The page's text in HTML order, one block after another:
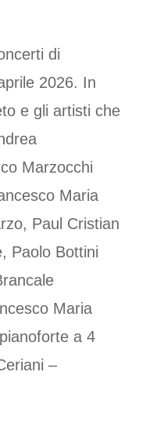
di
2026. In
e gli artisti che
Marzocchi
Maria
Paul Cristian
Paolo Bottini
Maria
a 4
–